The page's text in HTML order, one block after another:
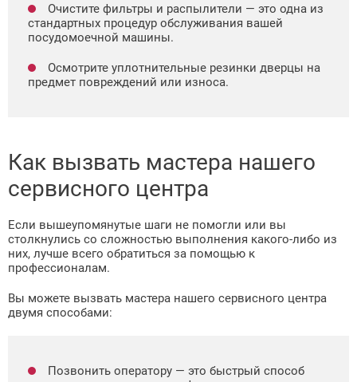
Очистите фильтры и распылители — это одна из
стандартных процедур обслуживания вашей
посудомоечной машины.
Осмотрите уплотнительные резинки дверцы на
предмет повреждений или износа.
Как вызвать мастера нашего
сервисного центра
Если вышеупомянутые шаги не помогли или вы
столкнулись со сложностью выполнения какого-либо из
них, лучше всего обратиться за помощью к
профессионалам.
Вы можете вызвать мастера нашего сервисного центра
двумя способами:
Позвонить оператору — это быстрый способ